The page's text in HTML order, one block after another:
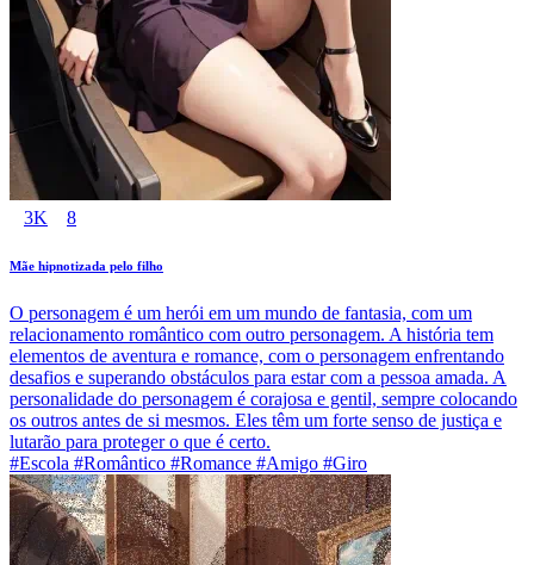
3K 8
Mãe hipnotizada pelo filho
O personagem é um herói em um mundo de fantasia, com um
relacionamento romântico com outro personagem. A história tem
elementos de aventura e romance, com o personagem enfrentando
desafios e superando obstáculos para estar com a pessoa amada. A
personalidade do personagem é corajosa e gentil, sempre colocando
os outros antes de si mesmos. Eles têm um forte senso de justiça e
lutarão para proteger o que é certo.
#Escola #Romântico #Romance #Amigo #Giro